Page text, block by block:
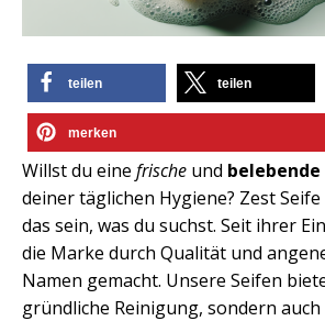
teilen teilen
merken
Willst du eine frische und
deiner täglichen Hygiene? Zest
das sein, was du suchst. Seit ihrer
die Marke durch Qualität und
Namen gemacht. Unsere Seifen
gründliche Reinigung, sondern